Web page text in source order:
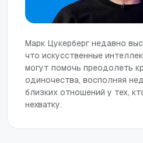
Марк Цукерберг недавно
что искусственные
могут помочь преодолеть
одиночества, восполняя
близких отношений у тех,
нехватку.